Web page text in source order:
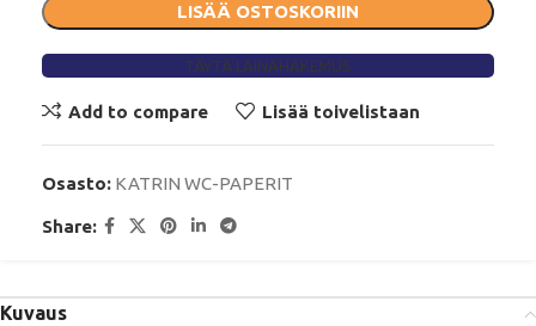
LISÄÄ OSTOSKORIIN
TÄYTÄ LAINAHAKEMUS
Add to compare Lisää toivelistaan
Osasto: KATRIN WC-PAPERIT
Share:
Kuvaus